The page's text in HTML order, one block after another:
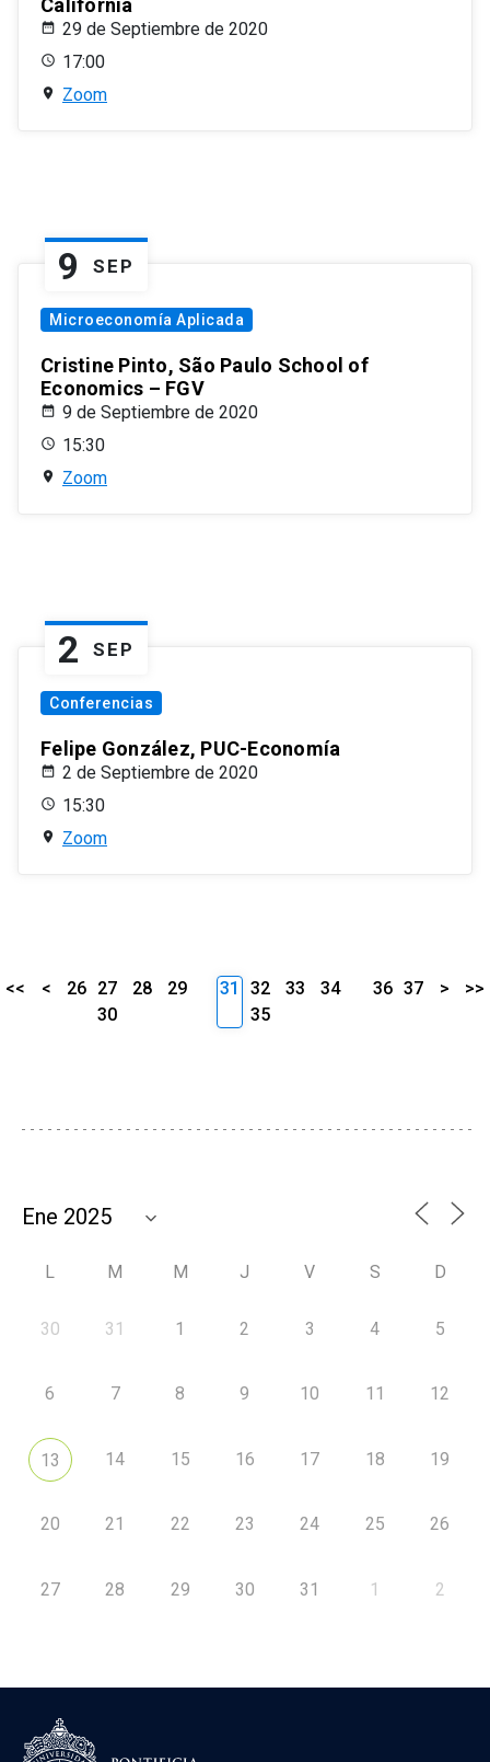
California
29 de Septiembre de 2020
17:00
Zoom
9 SEP
Microeconomía Aplicada
Cristine Pinto, São Paulo School of
Economics – FGV
9 de Septiembre de 2020
15:30
Zoom
2 SEP
Conferencias
Felipe González, PUC-Economía
2 de Septiembre de 2020
15:30
Zoom
<< < 26 27 28
29
30
31 32 33
34
35
36 37 > >>
L M M J V S D
30 31 1 2 3 4 5
6 7 8 9 10 11 12
13 14 15 16 17 18 19
20 21 22 23 24 25 26
27 28 29 30 31 1 2